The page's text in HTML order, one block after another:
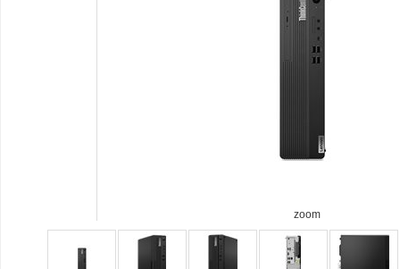
zoom